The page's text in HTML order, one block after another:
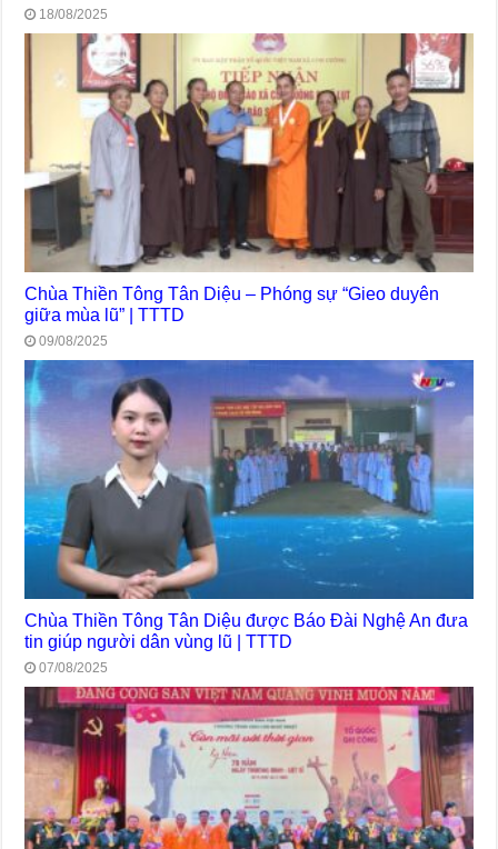
18/08/2025
Chùa Thiền Tông Tân Diệu – Phóng sự “Gieo duyên
giữa mùa lũ” | TTTD
09/08/2025
Chùa Thiền Tông Tân Diệu được Báo Đài Nghệ An đưa
tin giúp người dân vùng lũ | TTTD
07/08/2025